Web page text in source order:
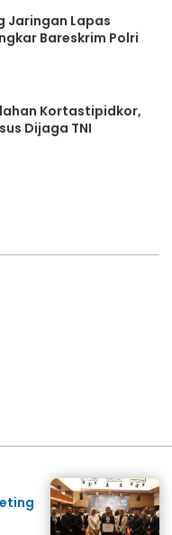
Jaringan Lapas
Bareskrim Polri
Kortastipidkor,
Dijaga TNI